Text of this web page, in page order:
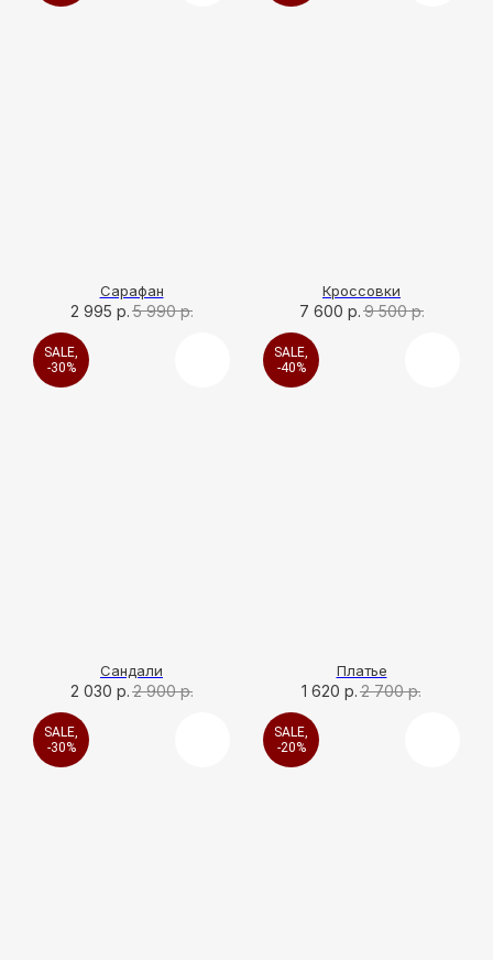
Сарафан
2 995 р. 5 990 р.
Кроссовки
7 600 р. 9 500 р.
SALE,
-30%
Сандали
2 030 р. 2 900 р.
SALE,
-40%
Платье
1 620 р. 2 700 р.
SALE,
-30%
SALE,
-20%